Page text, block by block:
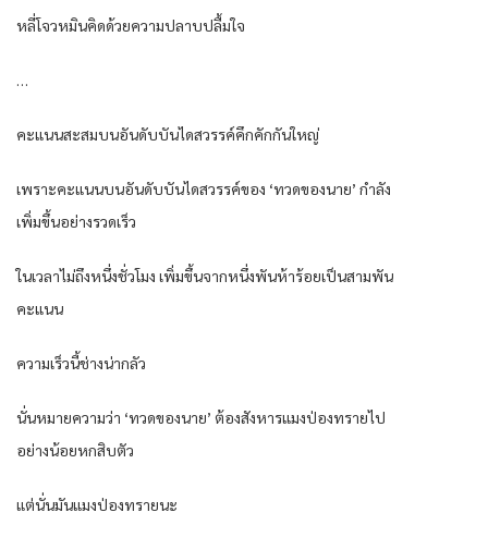
หลี่โจวหมินคิดด้วยความปลาบปลื้มใจ
…
คะแนนสะสมบนอันดับบันไดสวรรค์คึกคักกันใหญ่
เพราะคะแนนบนอันดับบันไดสวรรค์ของ ‘ทวดของนาย’ กำลัง
เพิ่มขึ้นอย่างรวดเร็ว
ในเวลาไม่ถึงหนึ่งชั่วโมง เพิ่มขึ้นจากหนึ่งพันห้าร้อยเป็นสามพัน
คะแนน
ความเร็วนี้ช่างน่ากลัว
นั่นหมายความว่า ‘ทวดของนาย’ ต้องสังหารแมงป่องทรายไป
อย่างน้อยหกสิบตัว
แต่นั่นมันแมงป่องทรายนะ